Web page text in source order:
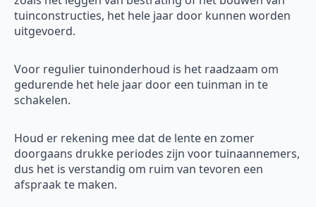
tuinconstructies, het hele jaar door kunnen worden
uitgevoerd.
Voor regulier tuinonderhoud is het raadzaam om
gedurende het hele jaar door een tuinman in te
schakelen.
Houd er rekening mee dat de lente en zomer
doorgaans drukke periodes zijn voor tuinaannemers,
dus het is verstandig om ruim van tevoren een
afspraak te maken.